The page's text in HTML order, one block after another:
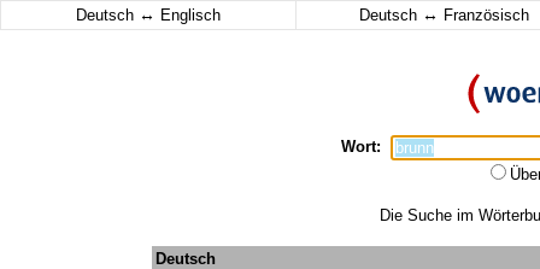
Deutsch ↔ Englisch Deutsch ↔ Französisch
Wort:
Die Suche im
Deutsch